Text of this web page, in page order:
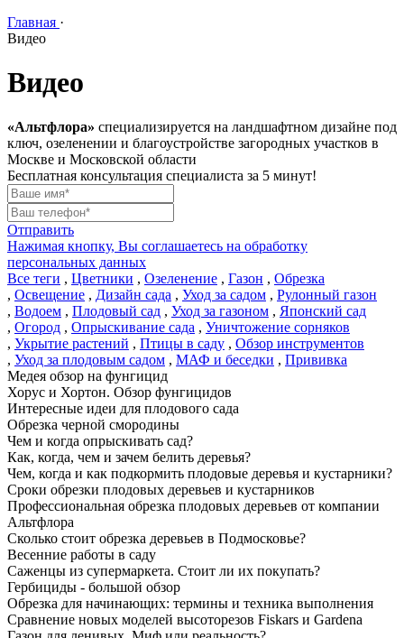
Главная ·
Видео
Видео
«Альтфлора» специализируется на ландшафтном дизайне под
ключ, озеленении и благоустройстве загородных участков в
Москве и Московской области
Бесплатная консультация специалиста за 5 минут!
Отправить
Нажимая кнопку, Вы соглашаетесь на обработку
персональных данных
Все теги , Цветники , Озеленение , Газон , Обрезка
, Освещение , Дизайн сада , Уход за садом , Рулонный газон
, Водоем , Плодовый сад , Уход за газоном , Японский сад
, Огород , Опрыскивание сада , Уничтожение сорняков
, Укрытие растений , Птицы в саду , Обзор инструментов
, Уход за плодовым садом , МАФ и беседки , Прививка
Медея обзор на фунгицид
Хорус и Хортон. Обзор фунгицидов
Интересные идеи для плодового сада
Обрезка черной смородины
Чем и когда опрыскивать сад?
Как, когда, чем и зачем белить деревья?
Чем, когда и как подкормить плодовые деревья и кустарники?
Сроки обрезки плодовых деревьев и кустарников
Профессиональная обрезка плодовых деревьев от компании
Альтфлора
Сколько стоит обрезка деревьев в Подмосковье?
Весенние работы в саду
Саженцы из супермаркета. Стоит ли их покупать?
Гербициды - большой обзор
Обрезка для начинающих: термины и техника выполнения
Сравнение новых моделей высоторезов Fiskars и Gardena